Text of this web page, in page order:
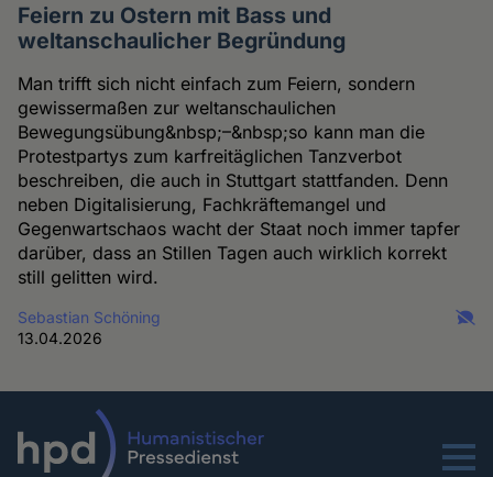
Feiern zu Ostern mit Bass und
weltanschaulicher Begründung
Man trifft sich nicht einfach zum Feiern, sondern
gewissermaßen zur weltanschaulichen
Bewegungsübung&nbsp;–&nbsp;so kann man die
Protestpartys zum karfreitäglichen Tanzverbot
beschreiben, die auch in Stuttgart stattfanden. Denn
neben Digitalisierung, Fachkräftemangel und
Gegenwartschaos wacht der Staat noch immer tapfer
darüber, dass an Stillen Tagen auch wirklich korrekt
still gelitten wird.
Sebastian Schöning
13.04.2026
Menu